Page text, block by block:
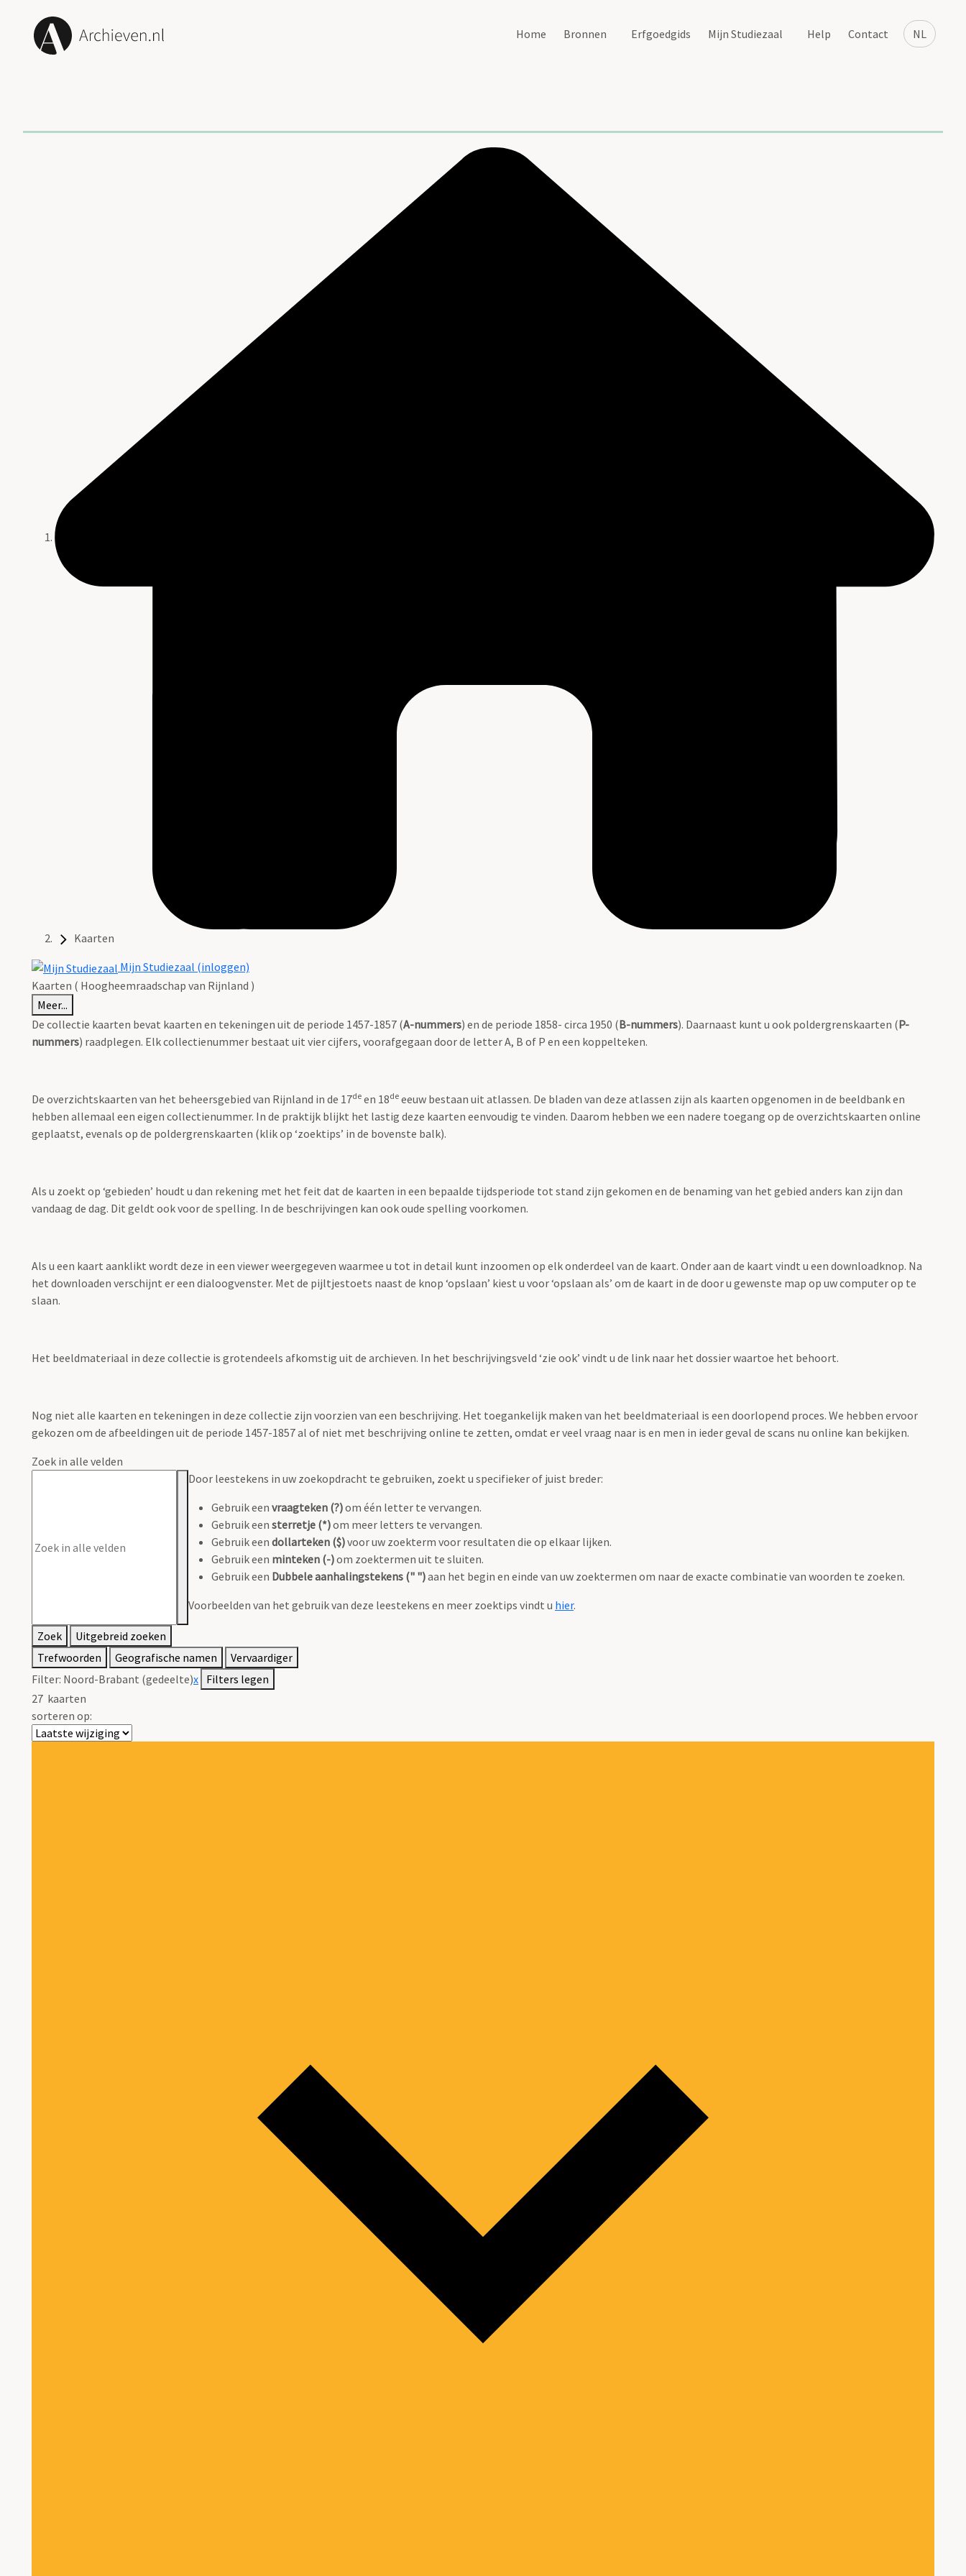
NL
Home Bronnen Erfgoedgids Mijn Studiezaal Help Contact
Kaarten
Mijn Studiezaal (inloggen)
Kaarten ( Hoogheemraadschap van Rijnland )
Meer...
De collectie kaarten bevat kaarten en tekeningen uit de periode 1457-1857 (A-nummers) en de periode 1858- circa 1950 (B-nummers). Daarnaast kunt u ook poldergrenskaarten (P-
nummers) raadplegen. Elk collectienummer bestaat uit vier cijfers, voorafgegaan door de letter A, B of P en een koppelteken.
De overzichtskaarten van het beheersgebied van Rijnland in de 17de en 18de eeuw bestaan uit atlassen. De bladen van deze atlassen zijn als kaarten opgenomen in de beeldbank en
hebben allemaal een eigen collectienummer. In de praktijk blijkt het lastig deze kaarten eenvoudig te vinden. Daarom hebben we een nadere toegang op de overzichtskaarten online
geplaatst, evenals op de poldergrenskaarten (klik op ‘zoektips’ in de bovenste balk).
Als u zoekt op ‘gebieden’ houdt u dan rekening met het feit dat de kaarten in een bepaalde tijdsperiode tot stand zijn gekomen en de benaming van het gebied anders kan zijn dan
vandaag de dag. Dit geldt ook voor de spelling. In de beschrijvingen kan ook oude spelling voorkomen.
Als u een kaart aanklikt wordt deze in een viewer weergegeven waarmee u tot in detail kunt inzoomen op elk onderdeel van de kaart. Onder aan de kaart vindt u een downloadknop. Na
het downloaden verschijnt er een dialoogvenster. Met de pijltjestoets naast de knop ‘opslaan’ kiest u voor ‘opslaan als’ om de kaart in de door u gewenste map op uw computer op te
slaan.
Het beeldmateriaal in deze collectie is grotendeels afkomstig uit de archieven. In het beschrijvingsveld ‘zie ook’ vindt u de link naar het dossier waartoe het behoort.
Nog niet alle kaarten en tekeningen in deze collectie zijn voorzien van een beschrijving. Het toegankelijk maken van het beeldmateriaal is een doorlopend proces. We hebben ervoor
gekozen om de afbeeldingen uit de periode 1457-1857 al of niet met beschrijving online te zetten, omdat er veel vraag naar is en men in ieder geval de scans nu online kan bekijken.
Zoek in alle velden
Door leestekens in uw zoekopdracht te gebruiken, zoekt u specifieker of juist breder:
Gebruik een vraagteken (?)om één letter te vervangen.
Gebruik een sterretje (*)om meer letters te vervangen.
Gebruik een dollarteken ($)voor uw zoekterm voor resultaten die op elkaar lijken.
Gebruik een minteken (-)om zoektermen uit te sluiten.
Gebruik een Dubbele aanhalingstekens (" ")aan het begin en einde van uw zoektermen om naar de exacte combinatie van woorden te zoeken.
Voorbeelden van het gebruik van deze leestekens en meer zoektips vindt u hier.
Zoek
Uitgebreid zoeken
Trefwoorden
Geografische namen
Vervaardiger
Filter: Noord-Brabant (gedeelte)x Filters legen
27 kaarten
sorteren op: